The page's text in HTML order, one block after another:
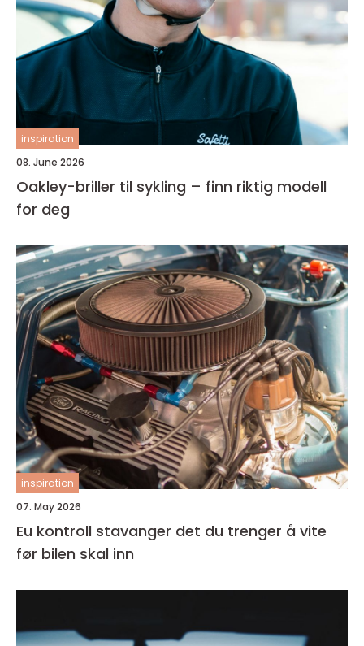
inspiration
08. June 2026
Oakley-briller til sykling – finn riktig modell
for deg
inspiration
07. May 2026
Eu kontroll stavanger det du trenger å vite
før bilen skal inn